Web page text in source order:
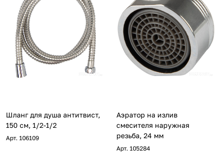
Шланг для душа антитвист,
150 см, 1/2-1/2
Арт. 106109
Аэратор на излив
смесителя наружная
резьба, 24 мм
Арт. 105284